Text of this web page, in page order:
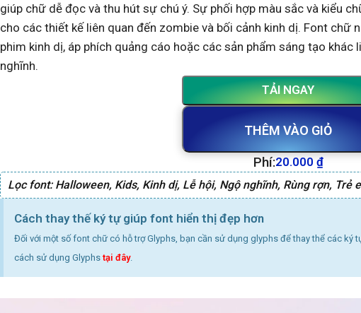
giúp chữ dễ đọc và thu hút sự chú ý. Sự phối hợp màu sắc và kiểu
cho các thiết kế liên quan đến zombie và bối cảnh kinh dị. Font chữ
phim kinh dị, áp phích quảng cáo hoặc các sản phẩm sáng tạo khác
nghĩnh.
THÊM VÀO GIỎ
TẢI NGAY
Phí:20.000 ₫
Lọc font: Halloween, Kids, Kinh dị, Lễ hội, Ngộ nghĩnh, Rùng rợn, Trẻ
Cách thay thế ký tự giúp font hiển thị đẹp hơn
Đối với một số font chữ có hỗ trợ Glyphs, bạn cần sử dụng glyphs để thay thể các ký
cách sử dụng Glyphs tại đây.